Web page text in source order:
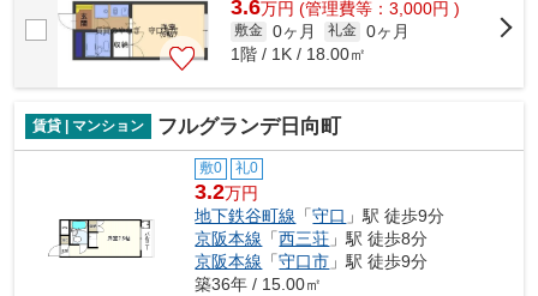
3.6万円 (管理費等：3,000円 )
敷金 0ヶ月 礼金 0ヶ月
1階 / 1K / 18.00㎡
賃貸 | マンション フルグランデ日向町
敷0 礼0
3.2万円
地下鉄谷町線 「守口 」駅 徒歩9分
京阪本線 「西三荘 」駅 徒歩8分
京阪本線 「守口市 」駅 徒歩9分
築36年 / 15.00㎡